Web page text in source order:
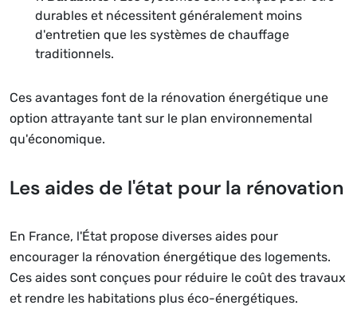
durables et nécessitent généralement moins
d'entretien que les systèmes de chauffage
traditionnels.
Ces avantages font de la rénovation énergétique une
option attrayante tant sur le plan environnemental
qu'économique.
Les aides de l'état pour la rénovation
En France, l'État propose diverses aides pour
encourager la rénovation énergétique des logements.
Ces aides sont conçues pour réduire le coût des travaux
et rendre les habitations plus éco-énergétiques.